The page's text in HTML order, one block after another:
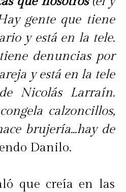
gente que tiene
y está en la tele.
denuncias por
y está en la tele
Nicolás Larraín.
calzoncillos,
brujería...hay de
Danilo.
que creía en las